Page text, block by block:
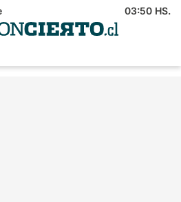
03:50 HS.